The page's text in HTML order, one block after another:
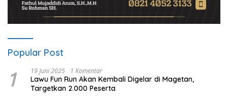
Popular Post
1 19 Juni 2025 1 Komentar
Lawu Fun Run Akan Kembali Digelar di Magetan,
Targetkan 2.000 Peserta